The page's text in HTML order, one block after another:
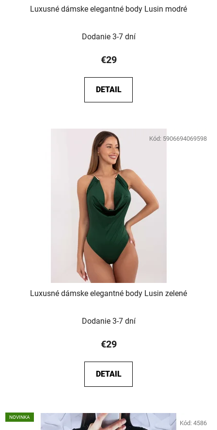
Luxusné dámske elegantné body Lusin modré
Dodanie 3-7 dní
€29
DETAIL
Luxusné dámske elegantné body Lusin zelené
Dodanie 3-7 dní
€29
DETAIL
Kód: 5906694069598
NOVINKA
Kód: 4586